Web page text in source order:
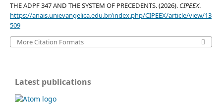
THE ADPF 347 AND THE SYSTEM OF PRECEDENTS. (2026). CIPEEX.
https://anais.unievangelica.edu.br/index.php/CIPEEX/article/view/13
509
More Citation Formats
Latest publications